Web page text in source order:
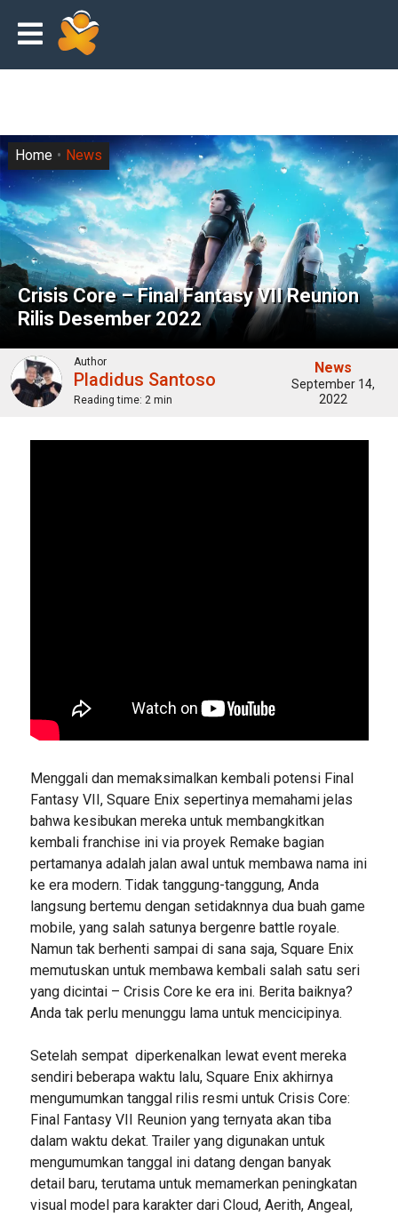
Crisis Core – Final Fantasy VII Reunion
Rilis Desember 2022
Home News
Author
Pladidus Santoso
Reading time: 2 min
News
September 14,
2022
Menggali dan memaksimalkan kembali potensi Final
Fantasy VII, Square Enix sepertinya memahami jelas
bahwa kesibukan mereka untuk membangkitkan
kembali franchise ini via proyek Remake bagian
pertamanya adalah jalan awal untuk membawa nama ini
ke era modern. Tidak tanggung-tanggung, Anda
langsung bertemu dengan setidaknnya dua buah game
mobile, yang salah satunya bergenre battle royale.
Namun tak berhenti sampai di sana saja, Square Enix
memutuskan untuk membawa kembali salah satu seri
yang dicintai – Crisis Core ke era ini. Berita baiknya?
Anda tak perlu menunggu lama untuk mencicipinya.
Setelah sempat diperkenalkan lewat event mereka
sendiri beberapa waktu lalu, Square Enix akhirnya
mengumumkan tanggal rilis resmi untuk Crisis Core:
Final Fantasy VII Reunion yang ternyata akan tiba
dalam waktu dekat. Trailer yang digunakan untuk
mengumumkan tanggal ini datang dengan banyak
detail baru, terutama untuk memamerkan peningkatan
visual model para karakter dari Cloud, Aerith, Angeal,